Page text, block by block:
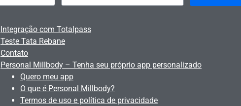
Integração com Totalpass
Teste Tata Rebane
Contato
Personal Millbody – Tenha seu próprio app personalizado
Quero meu app
O que é Personal Millbody?
Termos de uso e política de privacidade